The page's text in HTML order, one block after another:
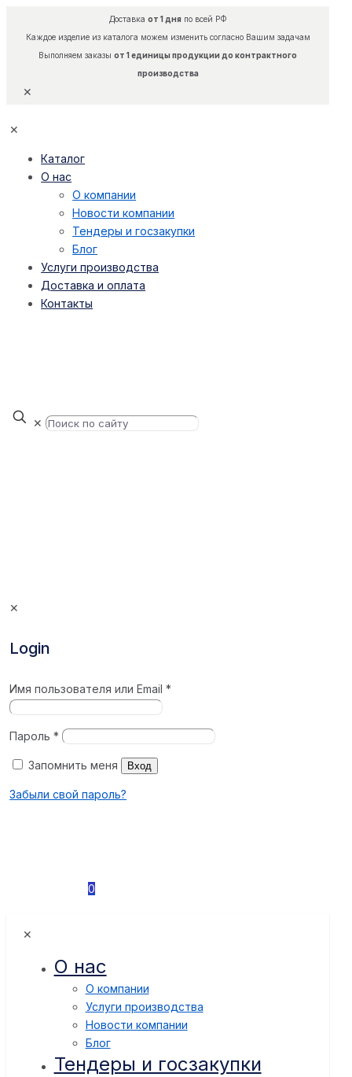
Доставка от 1 дняпо всей РФ
Каждое изделие из каталога можем изменить согласно Вашим задачам
Выполняем заказы от 1 единицы продукции до контрактного
производства
✕
✕
Каталог
О нас
О компании
Новости компании
Тендеры и госзакупки
Блог
Услуги производства
Доставка и оплата
Контакты
✕
✕
Login
Имя пользователя или Email*
Пароль*
Запомнить меня Вход
Забыли свой пароль?
0
✕
О нас
О компании
Услуги производства
Новости компании
Блог
Тендеры и госзакупки